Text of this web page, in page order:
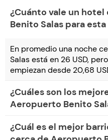
¿Cuánto vale un
Benito Salas para
En promedio una noche
Salas está en 26 USD,
empiezan desde 20,68
¿Cuáles son los
Aeropuerto Benito
¿Cuál es el mejor